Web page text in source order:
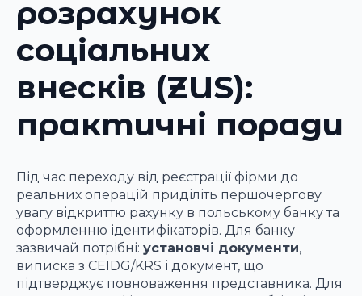
розрахунок
соціальних
внесків (ZUS):
практичні поради
Під час переходу від реєстрації фірми до
реальних операцій приділіть першочергову
увагу відкриттю рахунку в польському банку та
оформленню ідентифікаторів. Для банку
зазвичай потрібні: установчі документи,
виписка з CEIDG/KRS і документ, що
підтверджує повноваження представника. Для